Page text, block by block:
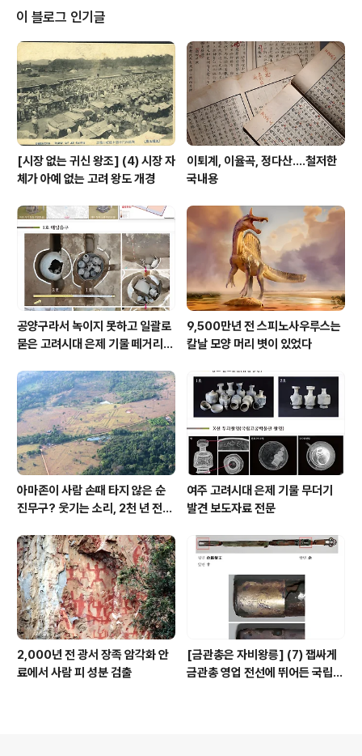
오역은 있기 마련이다. 내가 권중달 교수가 완역한 자치통
감 31권을 읽는데 한두 달을 소비했다. 한데 내가 이걸 원
전으로 읽었다면? 생각만 해도 끔찍하다. 번역본에서 내가
필요한 곳, 의문나는 곳은 반드시 원문을 봐야 한다. 번역본
은 이렇게 반드시 봐야 할 곳을 제외한 원문 읽기의 수고를
왕청나게 덜어준다. (2013...
이 블로그 인기글
[시장 없는 귀신 왕조] (4) 시장 자
체가 아예 없는 고려 왕도 개경
이퇴계, 이율곡, 정다산....철저한
국내용
공양구라서 녹이지 못하고 일괄로
묻은 고려시대 은제 기물 떼거리로
9,500만년 전 스피노사우루스는
칼날 모양 머리 볏이 있었다
아마존이 사람 손때 타지 않은 순
진무구? 웃기는 소리, 2천 년 전에
여주 고려시대 은제 기물 무더기
발견 보도자료 전문
2,000년 전 광서 장족 암각화 안
료에서 사람 피 성분 검출
[금관총은 자비왕릉] (7) 잽싸게
금관총 영업 전선에 뛰어든 국립박